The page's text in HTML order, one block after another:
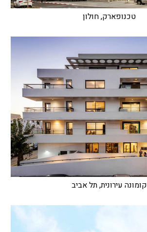
טכנופארק, חולון
קומונה עירונית, תל אביב